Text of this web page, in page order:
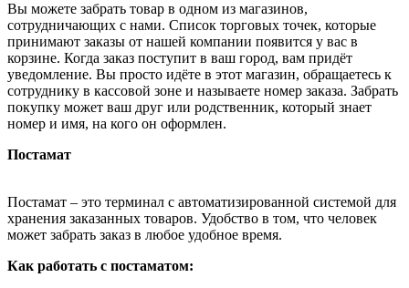
Вы можете забрать товар в одном из магазинов,
сотрудничающих с нами. Список торговых точек, которые
принимают заказы от нашей компании появится у вас в
корзине. Когда заказ поступит в ваш город, вам придёт
уведомление. Вы просто идёте в этот магазин, обращаетесь к
сотруднику в кассовой зоне и называете номер заказа. Забрать
покупку может ваш друг или родственник, который знает
номер и имя, на кого он оформлен.
Постамат
Постамат – это терминал с автоматизированной системой для
хранения заказанных товаров. Удобство в том, что человек
может забрать заказ в любое удобное время.
Как работать с постаматом: